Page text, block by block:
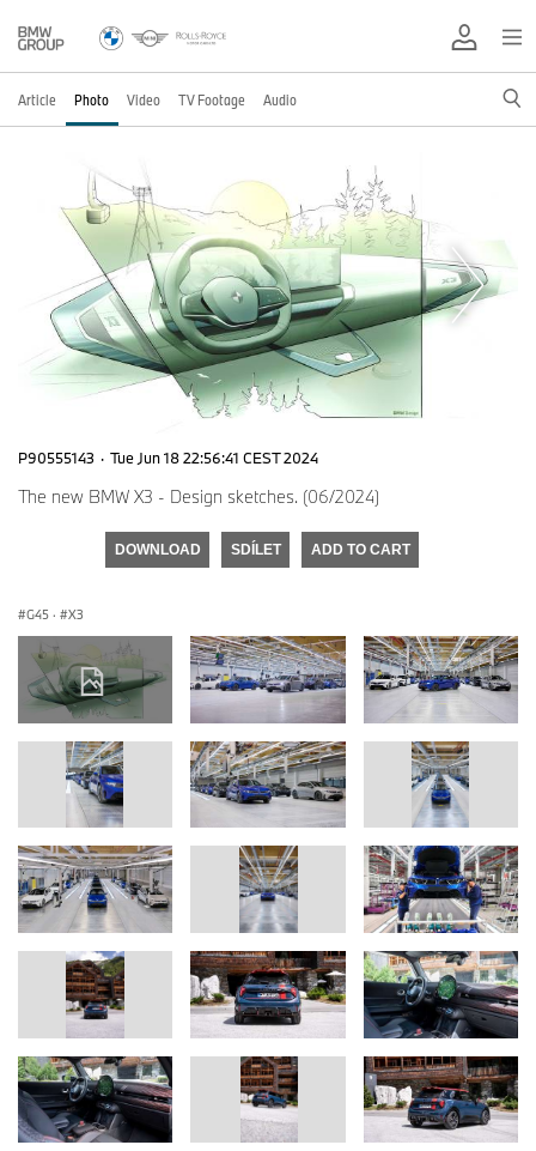
Article Photo Video TV Footage Audio
P90555143 · Tue Jun 18 22:56:41 CEST 2024
The new BMW X3 - Design sketches. (06/2024)
DOWNLOAD SDÍLET ADD TO CART
G45 · X3